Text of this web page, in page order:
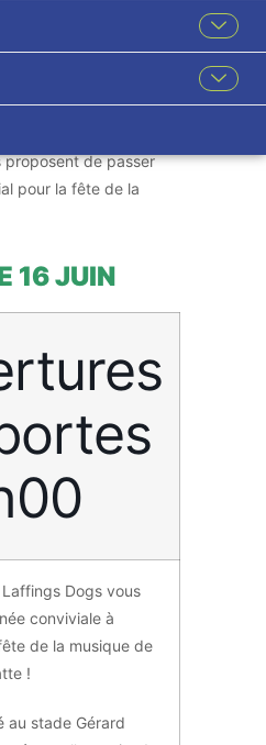
En-Halatte et les
de passer
pour la fête de la
16 JUIN
Laffings Dogs vous
conviviale à
de la musique de
!
au stade Gérard